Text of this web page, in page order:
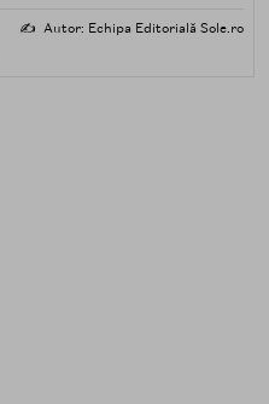
formule potrivite pentru piele predispusă la acnee.
✍️ Autor: Echipa Editorială Sole.ro